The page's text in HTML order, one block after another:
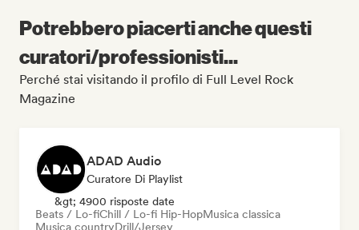
Potrebbero piacerti anche questi
curatori/professionisti...
Perché stai visitando il profilo di Full Level Rock
Magazine
ADAD Audio
Curatore Di Playlist
&gt; 4900 risposte date
Beats / Lo-fiChill / Lo-fi Hip-HopMusica classica
Musica countryDrill/Jersey